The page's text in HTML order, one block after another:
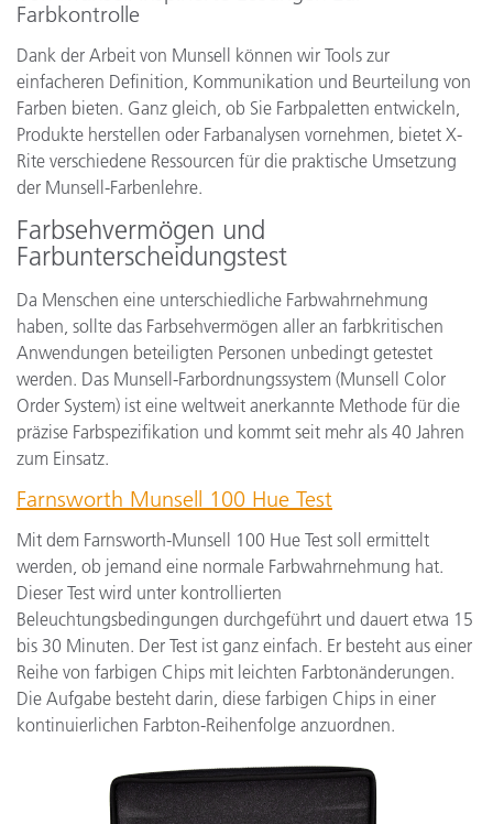
Farbkontrolle
Dank der Arbeit von Munsell können wir Tools zur
einfacheren Definition, Kommunikation und Beurteilung von
Farben bieten. Ganz gleich, ob Sie Farbpaletten entwickeln,
Produkte herstellen oder Farbanalysen vornehmen, bietet X-
Rite verschiedene Ressourcen für die praktische Umsetzung
der Munsell-Farbenlehre.
Farbsehvermögen und
Farbunterscheidungstest
Da Menschen eine unterschiedliche Farbwahrnehmung
haben, sollte das Farbsehvermögen aller an farbkritischen
Anwendungen beteiligten Personen unbedingt getestet
werden. Das Munsell-Farbordnungssystem (Munsell Color
Order System) ist eine weltweit anerkannte Methode für die
präzise Farbspezifikation und kommt seit mehr als 40 Jahren
zum Einsatz.
Farnsworth Munsell 100 Hue Test
Mit dem Farnsworth-Munsell 100 Hue Test soll ermittelt
werden, ob jemand eine normale Farbwahrnehmung hat.
Dieser Test wird unter kontrollierten
Beleuchtungsbedingungen durchgeführt und dauert etwa 15
bis 30 Minuten. Der Test ist ganz einfach. Er besteht aus einer
Reihe von farbigen Chips mit leichten Farbtonänderungen.
Die Aufgabe besteht darin, diese farbigen Chips in einer
kontinuierlichen Farbton-Reihenfolge anzuordnen.